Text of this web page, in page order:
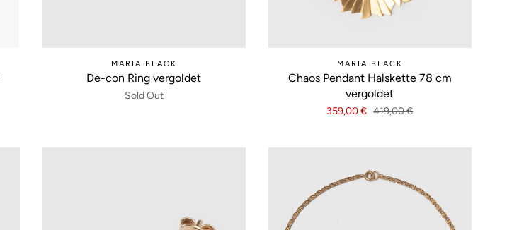
MARIA BLACK
De-con Ring vergoldet
Sold Out
MARIA BLACK
Chaos Pendant Halskette 78 cm
vergoldet
359,00 € 419,00 €